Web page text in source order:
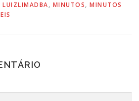
LUIZLIMADBA, MINUTOS, MINUTOS